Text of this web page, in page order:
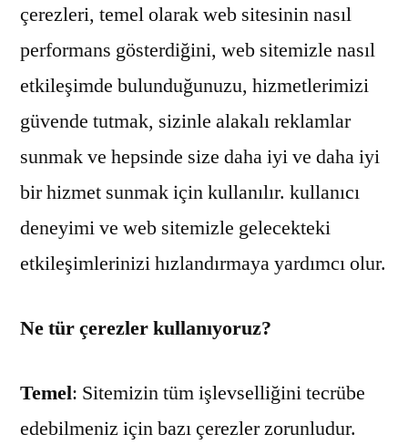
çerezleri, temel olarak web sitesinin nasıl
performans gösterdiğini, web sitemizle nasıl
etkileşimde bulunduğunuzu, hizmetlerimizi
güvende tutmak, sizinle alakalı reklamlar
sunmak ve hepsinde size daha iyi ve daha iyi
bir hizmet sunmak için kullanılır. kullanıcı
deneyimi ve web sitemizle gelecekteki
etkileşimlerinizi hızlandırmaya yardımcı olur.
Ne tür çerezler kullanıyoruz?
Temel: Sitemizin tüm işlevselliğini tecrübe
edebilmeniz için bazı çerezler zorunludur.